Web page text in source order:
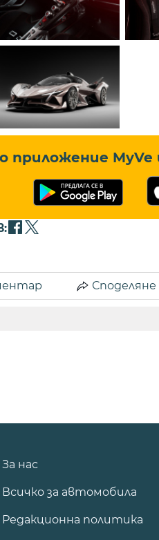
приложение MyVe
Споделяне
За нас
Всичко за автомобила
Редакционна политика